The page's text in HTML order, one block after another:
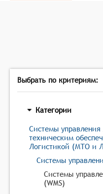
Выбрать по критериям:
Категории
Системы
техническим
Логистикой (МТО и
Системы
Системы
(WMS)